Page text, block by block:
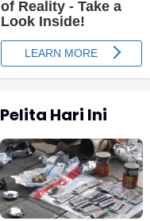
Pelita Hari Ini